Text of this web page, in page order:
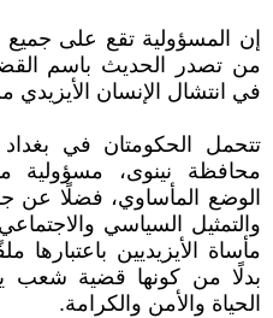
إن المسؤولية تقع على
من تصدر الحديث باسم
في انتشال الإنسان الأيزيدي
تتحمل الحكومتان في
محافظة نينوى، مسؤولية
الوضع المأساوي، فضلًا عن
والتمثيل السياسي
مأساة الأيزيديين باعتبارها
بدلًا من كونها قضية شعب
الحياة والأمن والكرامة.